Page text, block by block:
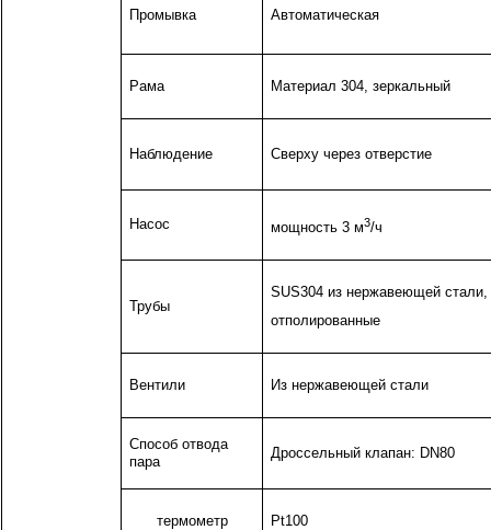
Промывка Автоматическая
Рама Материал 304, зеркальный
Наблюдение Сверху через отверстие
Насос мощность 3 м3/ч
Трубы
SUS304 из нержавеющей стали,
отполированные
Вентили Из нержавеющей стали
Способ отвода
пара
Дроссельный клапан: DN80
термометр Pt100